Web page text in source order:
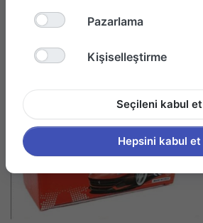
Pazarlama
Kişiselleştirme
Seçileni kabul et
Hepsini kabul et